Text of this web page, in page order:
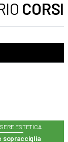
CORSI
ESTETICA
sopracciglia